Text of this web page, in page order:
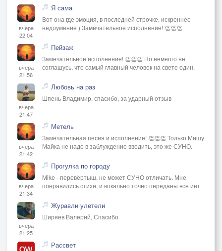
вчера
22:04
Я сама
Вот она где эмоция, в последней строчке, искреннее
недоумение ) Замечательное исполнение! 👏👏👏
вчера
21:56
Пейзаж
Замечательное исполнение! 👏👏👏 Но немного не
соглашусь, что самый главный человек на свете один.
вчера
21:47
Любовь на раз
Шпень Владимир, спасибо, за ударный отзыв
вчера
21:42
Метель
Замечательная песня и исполнение! 👏👏👏 Только Мишу
Майка не надо в заблуждение вводить, это же СУНО.
вчера
21:34
Прогулка по городу
Mike - перевёртыш, не может СУНО отличать. Мне
понравились стихи, и вокально точно переданы все инт
вчера
21:25
Журавли улетели
Ширяев Валерий, Спасибо
Рассвет